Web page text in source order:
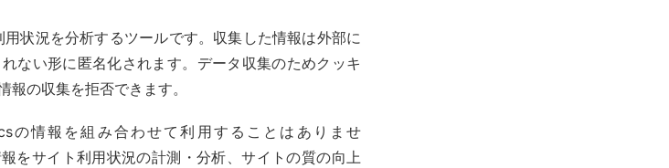
状況を分析するツールです。収集した情報は外部に
ない形に匿名化されます。データ収集のためクッキ
の収集を拒否できます。
の情報を組み合わせて利用することはありませ
をサイト利用状況の計測・分析、サイトの質の向上